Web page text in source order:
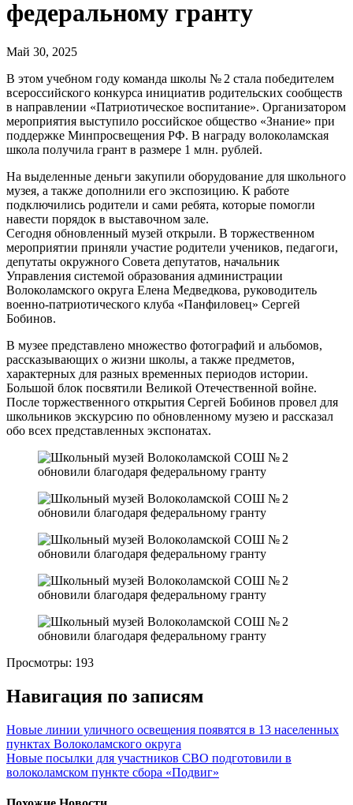
федеральному гранту
Май 30, 2025
В этом учебном году команда школы № 2 стала победителем
всероссийского конкурса инициатив родительских сообществ
в направлении «Патриотическое воспитание». Организатором
мероприятия выступило российское общество «Знание» при
поддержке Минпросвещения РФ. В награду волоколамская
школа получила грант в размере 1 млн. рублей.
На выделенные деньги закупили оборудование для школьного
музея, а также дополнили его экспозицию. К работе
подключились родители и сами ребята, которые помогли
навести порядок в выставочном зале.
Сегодня обновленный музей открыли. В торжественном
мероприятии приняли участие родители учеников, педагоги,
депутаты окружного Совета депутатов, начальник
Управления системой образования администрации
Волоколамского округа Елена Медведкова, руководитель
военно-патриотического клуба «Панфиловец» Сергей
Бобинов.
В музее представлено множество фотографий и альбомов,
рассказывающих о жизни школы, а также предметов,
характерных для разных временных периодов истории.
Большой блок посвятили Великой Отечественной войне.
После торжественного открытия Сергей Бобинов провел для
школьников экскурсию по обновленному музею и рассказал
обо всех представленных экспонатах.
Просмотры: 193
Навигация по записям
Новые линии уличного освещения появятся в 13 населенных
пунктах Волоколамского округа
Новые посылки для участников СВО подготовили в
волоколамском пункте сбора «Подвиг»